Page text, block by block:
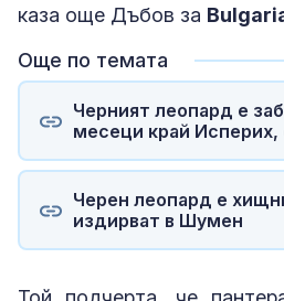
каза още Дъбов за
Още по темата
Черният леопард е
месеци край Исперих,
Черен леопард е
издирват в Шумен